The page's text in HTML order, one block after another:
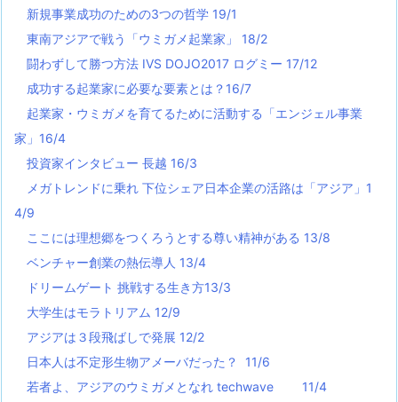
新規事業成功のための3つの哲学 19/1
東南アジアで戦う「ウミガメ起業家」 18/2
闘わずして勝つ方法 IVS DOJO2017 ログミー 17/12
成功する起業家に必要な要素とは？16/7
起業家・ウミガメを育てるために活動する「エンジェル事業
家」16/4
投資家インタビュー 長越 16/3
メガトレンドに乗れ 下位シェア日本企業の活路は「アジア」1
4/9
ここには理想郷をつくろうとする尊い精神がある 13/8
ベンチャー創業の熱伝導人 13/4
ドリームゲート 挑戦する生き方13/3
大学生はモラトリアム 12/9
アジアは３段飛ばしで発展 12/2
日本人は不定形生物アメーバだった？ 11/6
若者よ、アジアのウミガメとなれ techwave
11/4